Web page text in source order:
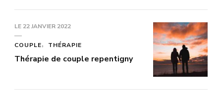
LE 22 JANVIER 2022
COUPLE THÉRAPIE
Thérapie de couple repentigny